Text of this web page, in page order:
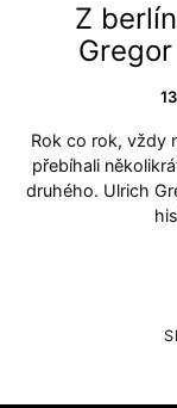
Z
Rok co rok, vždy
přebíhali
druhého. Ulrich